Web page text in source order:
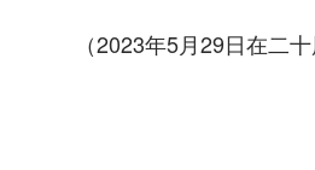
（2023年5月29日在二